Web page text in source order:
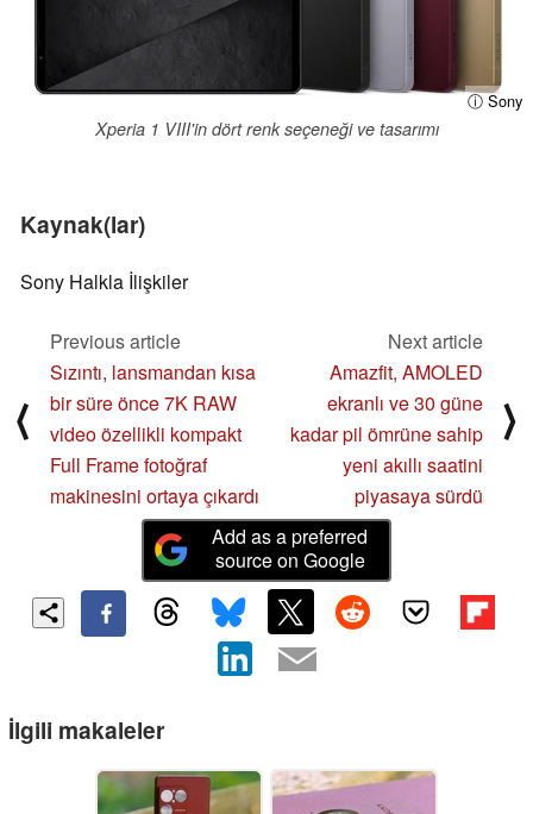
ⓘ Sony
Xperia 1 VIII'in dört renk seçeneği ve tasarımı
Kaynak(lar)
Sony Halkla İlişkiler
⟨
Previous article
Sızıntı, lansmandan kısa
bir süre önce 7K RAW
video özellikli kompakt
Full Frame fotoğraf
makinesini ortaya çıkardı
Next article
Amazfit, AMOLED
ekranlı ve 30 güne
kadar pil ömrüne sahip
yeni akıllı saatini
piyasaya sürdü
⟩
Add as a preferred
source on Google
İlgili makaleler